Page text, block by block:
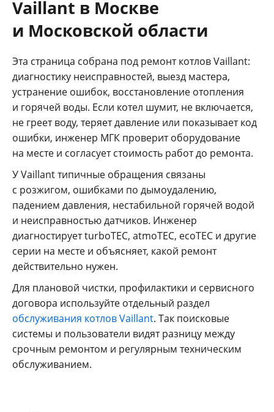
Vaillant в Москве
и Московской области
Эта страница собрана под ремонт котлов Vaillant:
диагностику неисправностей, выезд мастера,
устранение ошибок, восстановление отопления
и горячей воды. Если котел шумит, не включается,
не греет воду, теряет давление или показывает код
ошибки, инженер МГК проверит оборудование
на месте и согласует стоимость работ до ремонта.
У Vaillant типичные обращения связаны
с розжигом, ошибками по дымоудалению,
падением давления, нестабильной горячей водой
и неисправностью датчиков. Инженер
диагностирует turboTEC, atmoTEC, ecoTEC и другие
серии на месте и объясняет, какой ремонт
действительно нужен.
Для плановой чистки, профилактики и сервисного
договора используйте отдельный раздел
обслуживания котлов Vaillant. Так поисковые
системы и пользователи видят разницу между
срочным ремонтом и регулярным техническим
обслуживанием.